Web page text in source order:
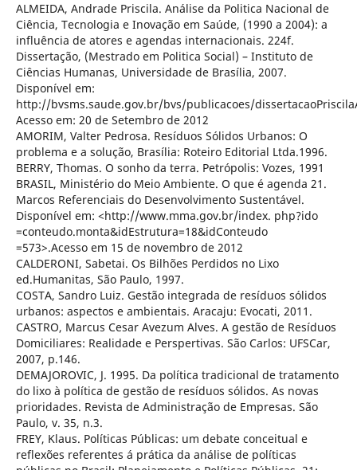
ALMEIDA, Andrade Priscila. Análise da Politica Nacional de
Ciência, Tecnologia e Inovação em Saúde, (1990 a 2004): a
influência de atores e agendas internacionais. 224f.
Dissertação, (Mestrado em Politica Social) – Instituto de
Ciências Humanas, Universidade de Brasília, 2007.
Disponível em:
http://bvsms.saude.gov.br/bvs/publicacoes/
Acesso em: 20 de Setembro de 2012
AMORIM, Valter Pedrosa. Resíduos Sólidos Urbanos: O
problema e a solução, Brasília: Roteiro Editorial Ltda.1996.
BERRY, Thomas. O sonho da terra. Petrópolis: Vozes, 1991
BRASIL, Ministério do Meio Ambiente. O que é agenda 21.
Marcos Referenciais do Desenvolvimento Sustentável.
Disponível em: <http://www.mma.gov.br/index. php?ido
=conteudo.monta&idEstrutura=18&idConteudo
=573>.Acesso em 15 de novembro de 2012
CALDERONI, Sabetai. Os Bilhões Perdidos no Lixo
ed.Humanitas, São Paulo, 1997.
COSTA, Sandro Luiz. Gestão integrada de resíduos sólidos
urbanos: aspectos e ambientais. Aracaju: Evocati, 2011.
CASTRO, Marcus Cesar Avezum Alves. A gestão de Resíduos
Domiciliares: Realidade e Perspertivas. São Carlos: UFSCar,
2007, p.146.
DEMAJOROVIC, J. 1995. Da política tradicional de tratamento
do lixo à política de gestão de resíduos sólidos. As novas
prioridades. Revista de Administração de Empresas. São
Paulo, v. 35, n.3.
FREY, Klaus. Políticas Públicas: um debate conceitual e
reflexões referentes á prática da análise de políticas